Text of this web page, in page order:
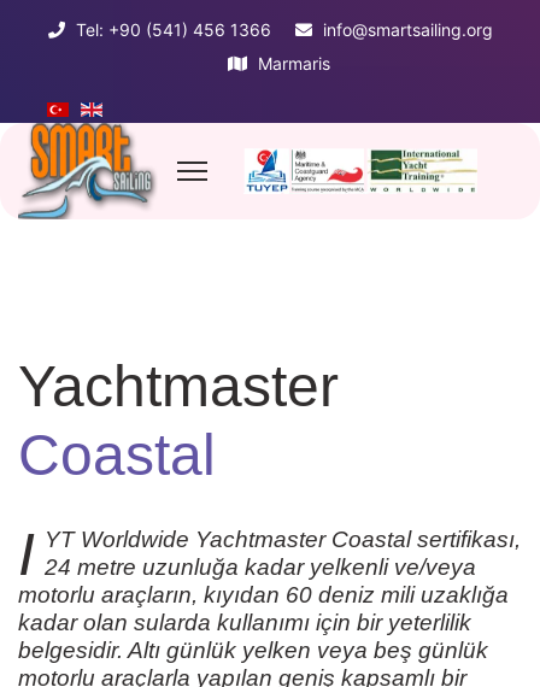
Tel: +90 (541) 456 1366
info@smartsailing.org
Marmaris
Yachtmaster
Coastal
I YT Worldwide Yachtmaster Coastal sertifikası,
24 metre uzunluğa kadar yelkenli ve/veya
motorlu araçların, kıyıdan 60 deniz mili uzaklığa
kadar olan sularda kullanımı için bir yeterlilik
belgesidir. Altı günlük yelken veya beş günlük
motorlu araçlarla yapılan geniş kapsamlı bir